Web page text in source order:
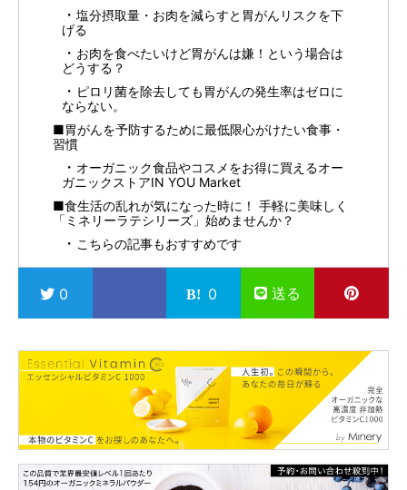
塩分摂取量・お肉を減らすと胃がんリスクを下
げる
お肉を食べたいけど胃がんは嫌！という場合は
どうする？
ピロリ菌を除去しても胃がんの発生率はゼロに
ならない。
■胃がんを予防するために最低限心がけたい食事・
習慣
オーガニック食品やコスメをお得に買えるオー
ガニックストアIN YOU Market
■食生活の乱れが気になった時に！ 手軽に美味しく
「ミネリーラテシリーズ」始めませんか？
こちらの記事もおすすめです
0 0 送る